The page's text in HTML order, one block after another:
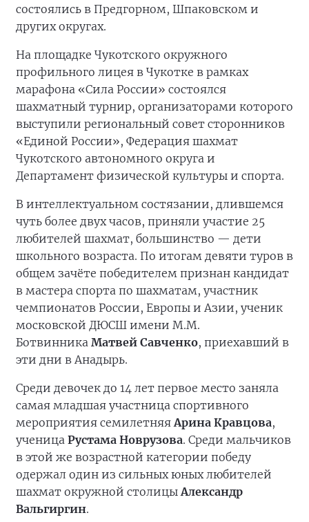
состоялись в Предгорном, Шпаковском и
других округах.
На площадке Чукотского окружного
профильного лицея в Чукотке в рамках
марафона «Сила России» состоялся
шахматный турнир, организаторами которого
выступили региональный совет сторонников
«Единой России», Федерация шахмат
Чукотского автономного округа и
Департамент физической культуры и спорта.
В интеллектуальном состязании, длившемся
чуть более двух часов, приняли участие 25
любителей шахмат, большинство — дети
школьного возраста. По итогам девяти туров в
общем зачёте победителем признан кандидат
в мастера спорта по шахматам, участник
чемпионатов России, Европы и Азии, ученик
московской ДЮСШ имени М.М.
Ботвинника Матвей Савченко, приехавший в
эти дни в Анадырь.
Среди девочек до 14 лет первое место заняла
самая младшая участница спортивного
мероприятия семилетняяАрина Кравцова,
ученица Рустама Новрузова. Среди мальчиков
в этой же возрастной категории победу
одержал один из сильных юных любителей
шахмат окружной столицыАлександр
Вальгиргин.